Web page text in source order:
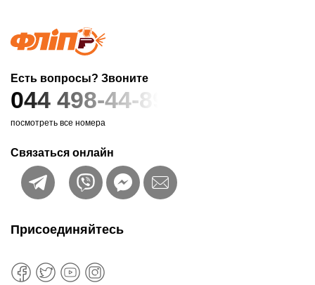
Есть вопросы? Звоните
044 498-44-89
посмотреть все номера
Связаться онлайн
Присоединяйтесь